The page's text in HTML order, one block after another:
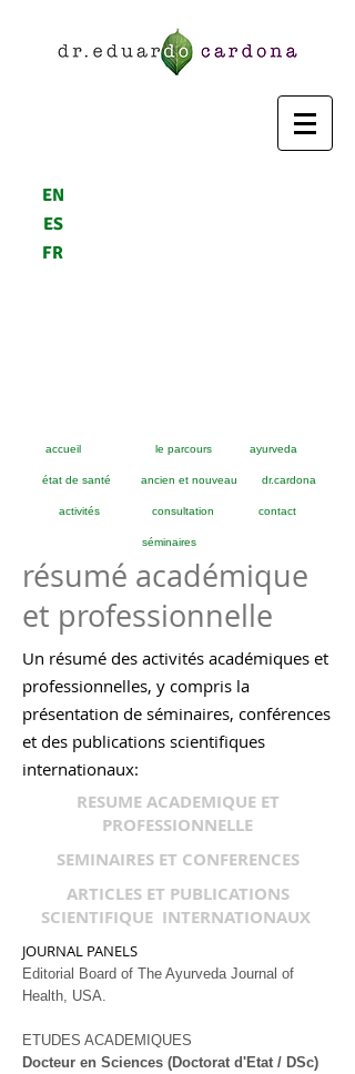
EN
ES
FR
accueil le parcours ayurveda
état de santé ancien et nouveau dr.cardona
activités consultation contact
résumé académique
et professionnelle
séminaires
Un résumé des activités académiques et
professionnelles, y compris la
présentation de séminaires, conférences
et des publications scientifiques
internationaux:
RESUME ACADEMIQUE ET
PROFESSIONNELLE
SEMINAIRES ET CONFERENCES
ARTICLES ET PUBLICATIONS
SCIENTIFIQUE INTERNATIONAUX
JOURNAL PANELS
Editorial Board of The Ayurveda Journal of
Health, USA.
ETUDES ACADEMIQUES
Docteur en Sciences (Doctorat d'Etat / DSc)